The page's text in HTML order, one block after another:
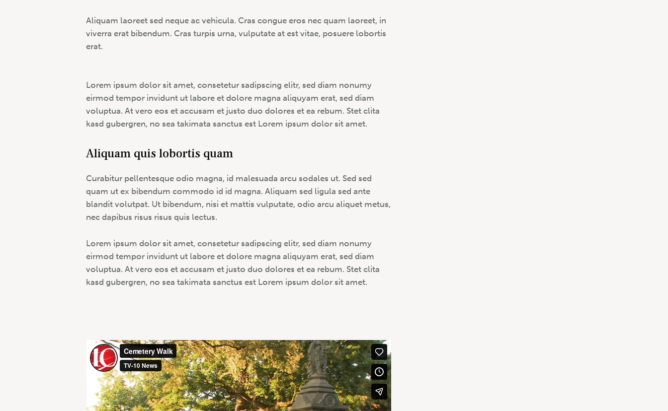
Aliquam laoreet sed neque ac vehicula. Cras congue eros nec quam laoreet, in
viverra erat bibendum. Cras turpis urna, vulputate at est vitae, posuere lobortis
erat.
Lorem ipsum dolor sit amet, consetetur sadipscing elitr, sed diam nonumy
eirmod tempor invidunt ut labore et dolore magna aliquyam erat, sed diam
voluptua. At vero eos et accusam et justo duo dolores et ea rebum. Stet clita
kasd gubergren, no sea takimata sanctus est Lorem ipsum dolor sit amet.
Aliquam quis lobortis quam
Curabitur pellentesque odio magna, id malesuada arcu sodales ut. Sed sed
quam ut ex bibendum commodo id id magna. Aliquam sed ligula sed ante
blandit volutpat. Ut bibendum, nisi et mattis vulputate, odio arcu aliquet metus,
nec dapibus risus risus quis lectus.
Lorem ipsum dolor sit amet, consetetur sadipscing elitr, sed diam nonumy
eirmod tempor invidunt ut labore et dolore magna aliquyam erat, sed diam
voluptua. At vero eos et accusam et justo duo dolores et ea rebum. Stet clita
kasd gubergren, no sea takimata sanctus est Lorem ipsum dolor sit amet.